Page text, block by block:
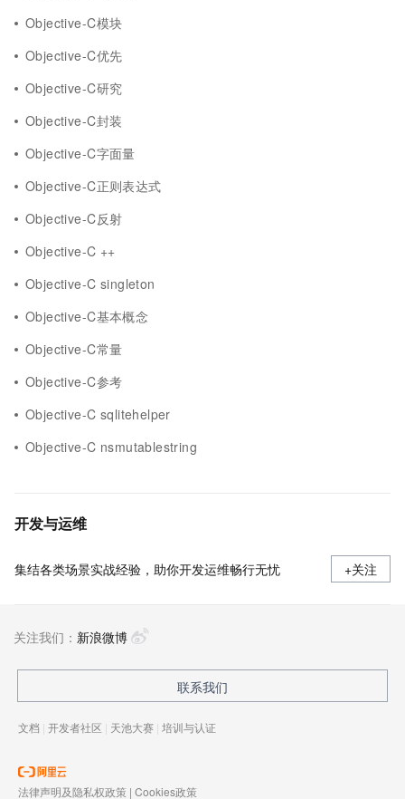
Objective-C模块
Objective-C优先
Objective-C研究
Objective-C封装
Objective-C字面量
Objective-C正则表达式
Objective-C反射
Objective-C ++
Objective-C singleton
Objective-C基本概念
Objective-C常量
Objective-C参考
Objective-C sqlitehelper
Objective-C nsmutablestring
开发与运维
集结各类场景实战经验，助你开发运维畅行无忧 +关注
关注我们： 新浪微博
联系我们
文档 | 开发者社区 | 天池大赛 | 培训与认证
法律声明及隐私权政策 | Cookies政策